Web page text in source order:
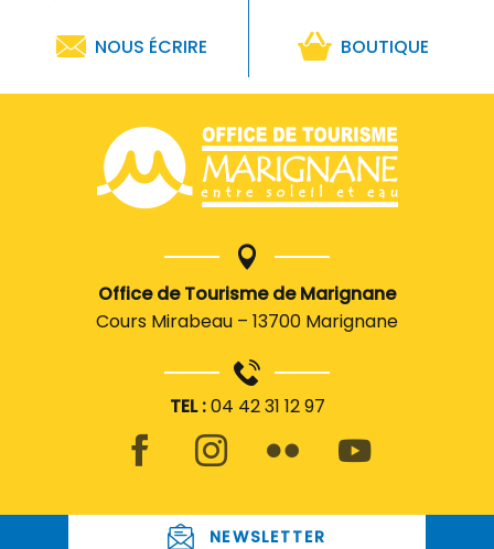
NOUS ÉCRIRE BOUTIQUE
Office de Tourisme de Marignane
Cours Mirabeau – 13700 Marignane
TEL :04 42 31 12 97
NEWSLETTER